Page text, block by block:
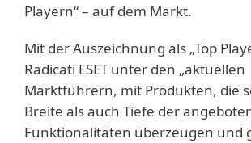
Playern“ – auf dem Markt.
Mit der Auszeichnung als „Top
Radicati ESET unter den „aktuellen
Marktführern, mit Produkten, die
Breite als auch Tiefe der
Funktionalitäten überzeugen und